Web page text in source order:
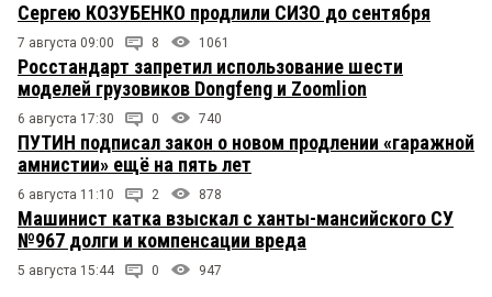
Сергею КОЗУБЕНКО продлили СИЗО до сентября
7 августа 09:00 8 1061
Росстандарт запретил использование шести
моделей грузовиков Dongfeng и Zoomlion
6 августа 17:30 0 740
ПУТИН подписал закон о новом продлении «гаражной
амнистии» ещё на пять лет
6 августа 11:10 2 878
Машинист катка взыскал с ханты-мансийского СУ
№967 долги и компенсации вреда
5 августа 15:44 0 947